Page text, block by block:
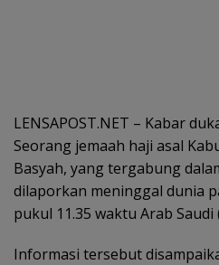
LENSAPOST.NET – Kabar
Seorang jemaah haji asal
Basyah, yang tergabung
dilaporkan meninggal dunia
pukul 11.35 waktu Arab Saudi
Informasi tersebut